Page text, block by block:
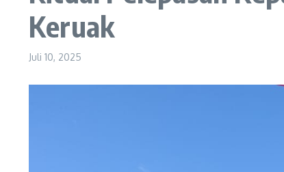
Keruak
Juli 10, 2025